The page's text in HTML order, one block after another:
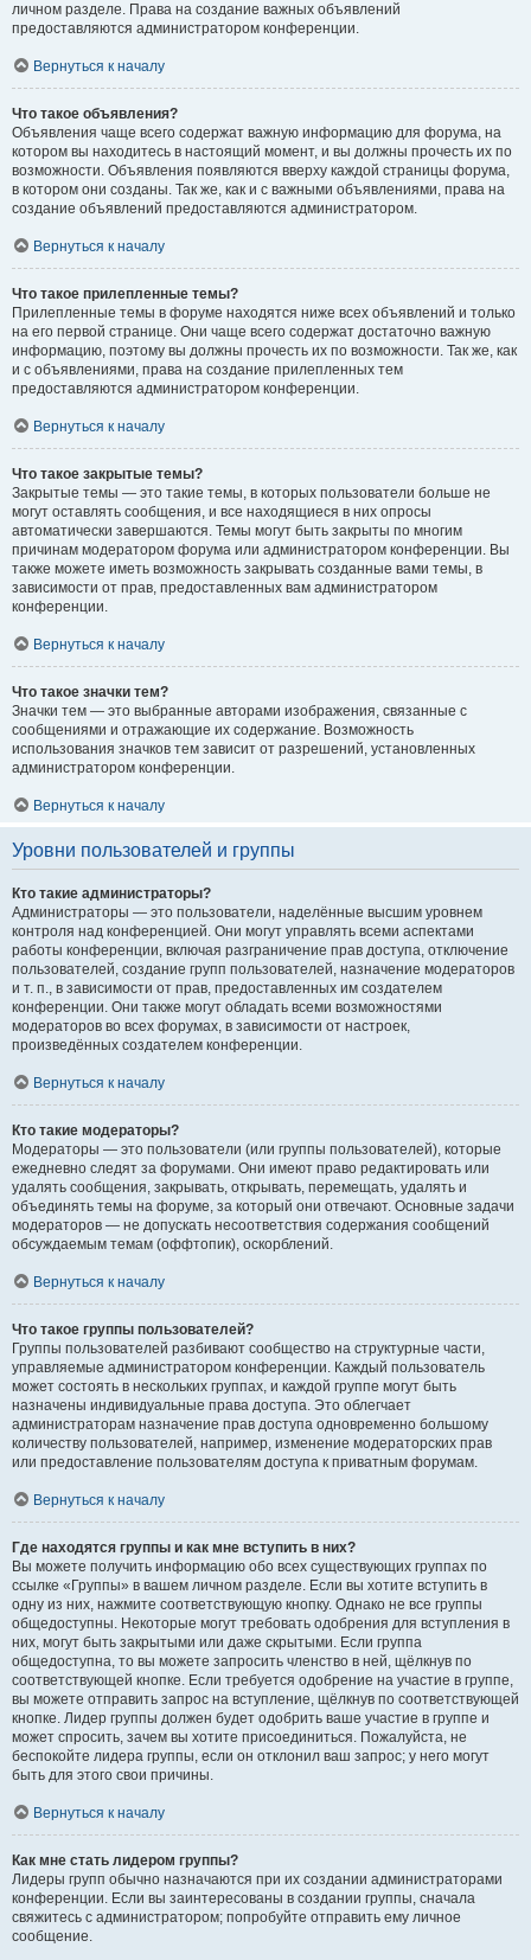
личном разделе. Права на создание важных объявлений
предоставляются администратором конференции.
Вернуться к началу
Что такое объявления?
Объявления чаще всего содержат важную информацию для форума, на
котором вы находитесь в настоящий момент, и вы должны прочесть их по
возможности. Объявления появляются вверху каждой страницы форума,
в котором они созданы. Так же, как и с важными объявлениями, права на
создание объявлений предоставляются администратором.
Вернуться к началу
Что такое прилепленные темы?
Прилепленные темы в форуме находятся ниже всех объявлений и только
на его первой странице. Они чаще всего содержат достаточно важную
информацию, поэтому вы должны прочесть их по возможности. Так же, как
и с объявлениями, права на создание прилепленных тем
предоставляются администратором конференции.
Вернуться к началу
Что такое закрытые темы?
Закрытые темы — это такие темы, в которых пользователи больше не
могут оставлять сообщения, и все находящиеся в них опросы
автоматически завершаются. Темы могут быть закрыты по многим
причинам модератором форума или администратором конференции. Вы
также можете иметь возможность закрывать созданные вами темы, в
зависимости от прав, предоставленных вам администратором
конференции.
Вернуться к началу
Что такое значки тем?
Значки тем — это выбранные авторами изображения, связанные с
сообщениями и отражающие их содержание. Возможность
использования значков тем зависит от разрешений, установленных
администратором конференции.
Вернуться к началу
Уровни пользователей и группы
Кто такие администраторы?
Администраторы — это пользователи, наделённые высшим уровнем
контроля над конференцией. Они могут управлять всеми аспектами
работы конференции, включая разграничение прав доступа, отключение
пользователей, создание групп пользователей, назначение модераторов
и т. п., в зависимости от прав, предоставленных им создателем
конференции. Они также могут обладать всеми возможностями
модераторов во всех форумах, в зависимости от настроек,
произведённых создателем конференции.
Вернуться к началу
Кто такие модераторы?
Модераторы — это пользователи (или группы пользователей), которые
ежедневно следят за форумами. Они имеют право редактировать или
удалять сообщения, закрывать, открывать, перемещать, удалять и
объединять темы на форуме, за который они отвечают. Основные задачи
модераторов — не допускать несоответствия содержания сообщений
обсуждаемым темам (оффтопик), оскорблений.
Вернуться к началу
Что такое группы пользователей?
Группы пользователей разбивают сообщество на структурные части,
управляемые администратором конференции. Каждый пользователь
может состоять в нескольких группах, и каждой группе могут быть
назначены индивидуальные права доступа. Это облегчает
администраторам назначение прав доступа одновременно большому
количеству пользователей, например, изменение модераторских прав
или предоставление пользователям доступа к приватным форумам.
Вернуться к началу
Где находятся группы и как мне вступить в них?
Вы можете получить информацию обо всех существующих группах по
ссылке «Группы» в вашем личном разделе. Если вы хотите вступить в
одну из них, нажмите соответствующую кнопку. Однако не все группы
общедоступны. Некоторые могут требовать одобрения для вступления в
них, могут быть закрытыми или даже скрытыми. Если группа
общедоступна, то вы можете запросить членство в ней, щёлкнув по
соответствующей кнопке. Если требуется одобрение на участие в группе,
вы можете отправить запрос на вступление, щёлкнув по соответствующей
кнопке. Лидер группы должен будет одобрить ваше участие в группе и
может спросить, зачем вы хотите присоединиться. Пожалуйста, не
беспокойте лидера группы, если он отклонил ваш запрос; у него могут
быть для этого свои причины.
Вернуться к началу
Как мне стать лидером группы?
Лидеры групп обычно назначаются при их создании администраторами
конференции. Если вы заинтересованы в создании группы, сначала
свяжитесь с администратором; попробуйте отправить ему личное
сообщение.